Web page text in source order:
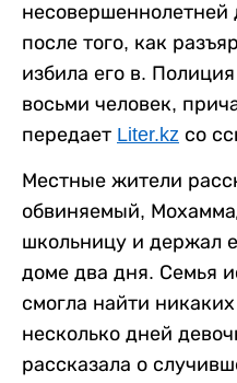
несовершеннолетней
после того, как
избила его в.
восьми человек,
передает Liter.kz со
Местные жители
обвиняемый,
школьницу и держал
доме два дня. Семья
смогла найти
несколько дней
рассказала о